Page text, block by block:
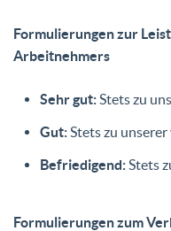
Formulierungen zur
Arbeitnehmers
Sehr gut:Stets zu
Gut:Stets zu
Befriedigend:Stets
Formulierungen zum